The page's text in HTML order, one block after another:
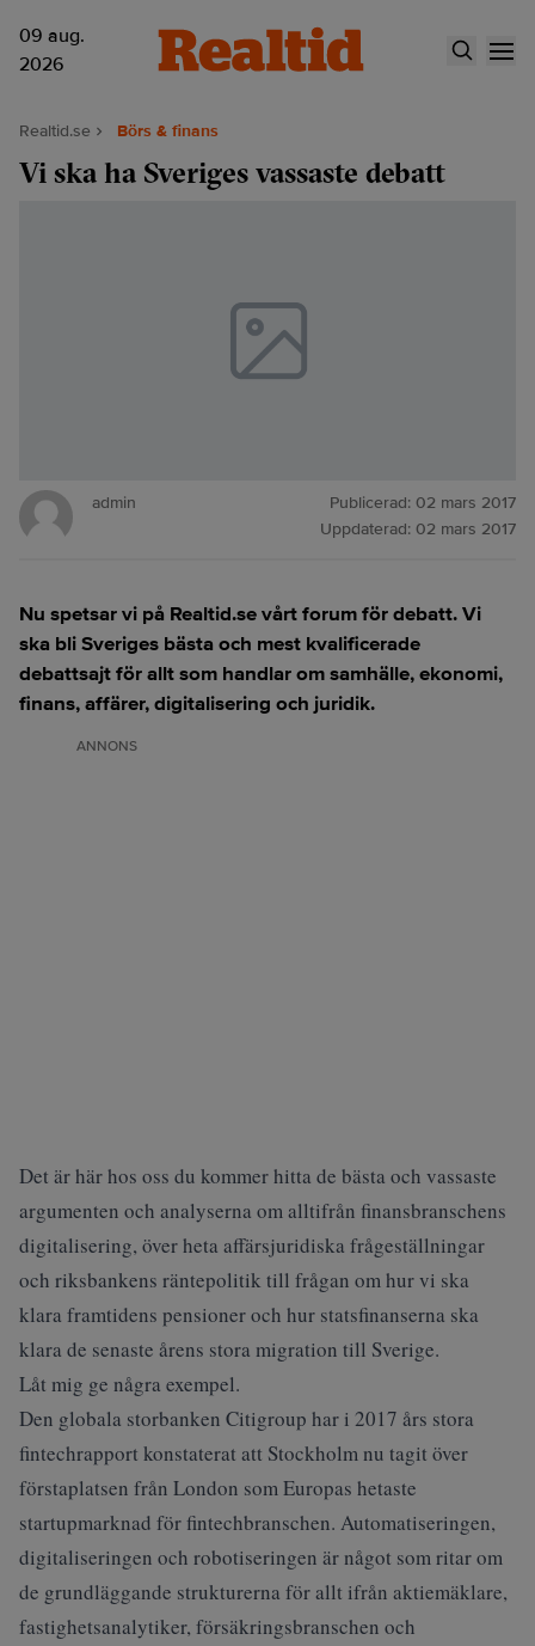
09 aug.
2026
Realtid.se Börs & finans
Vi ska ha Sveriges vassaste debatt
admin Publicerad: 02 mars 2017
Uppdaterad: 02 mars 2017
Nu spetsar vi på Realtid.se vårt forum för debatt. Vi
ska bli Sveriges bästa och mest kvalificerade
debattsajt för allt som handlar om samhälle, ekonomi,
finans, affärer, digitalisering och juridik.
ANNONS
Det är här hos oss du kommer hitta de bästa och vassaste
argumenten och analyserna om alltifrån finansbranschens
digitalisering, över heta affärsjuridiska frågeställningar
och riksbankens räntepolitik till frågan om hur vi ska
klara framtidens pensioner och hur statsfinanserna ska
klara de senaste årens stora migration till Sverige.
Låt mig ge några exempel.
Den globala storbanken Citigroup har i 2017 års stora
fintechrapport konstaterat att Stockholm nu tagit över
förstaplatsen från London som Europas hetaste
startupmarknad för fintechbranschen. Automatiseringen,
digitaliseringen och robotiseringen är något som ritar om
de grundläggande strukturerna för allt ifrån aktiemäklare,
fastighetsanalytiker, försäkringsbranschen och